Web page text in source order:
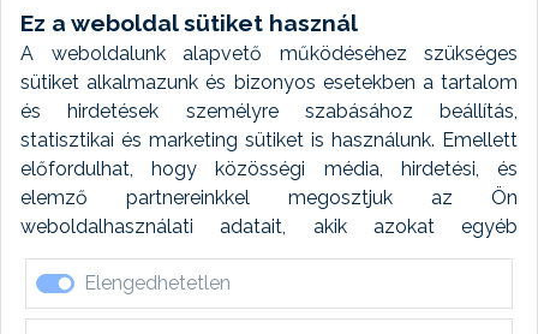
Ez a weboldal sütiket használ
A weboldalunk alapvető működéséhez szükséges
sütiket alkalmazunk és bizonyos esetekben a tartalom
és hirdetések személyre szabásához beállítás,
statisztikai és marketing sütiket is használunk. Emellett
előfordulhat, hogy közösségi média, hirdetési, és
elemző partnereinkkel megosztjuk az Ön
weboldalhasználati adatait, akik azokat egyéb
forrásokból gyűjtött adatokkal kombinálhatják. A sütik
elfogadásával kapcsolatosan naplózást végzünk és
ezen adatokat 6 hónap után automatikusan töröljük. A
Elengedhetetlen
Weboldal modul
Fényképtár extra modul
Autómosó modul
Feladatütemezés